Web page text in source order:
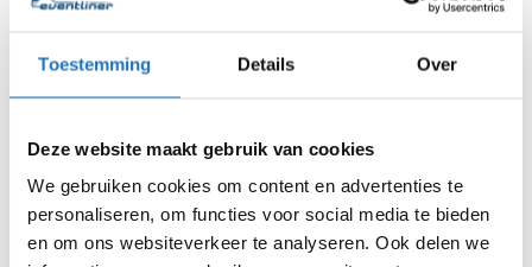
Toestemming Details Over
Deze website maakt gebruik van cookies
We gebruiken cookies om content en advertenties te
personaliseren, om functies voor social media te bieden
en om ons websiteverkeer te analyseren. Ook delen we
voor jou. Heb je nog vragen over de offerte? Neem dan
beantwoorden.
Akkoord met de offerte? Wij doen de rest.
Ben je akkoord gegaan met de offerte? Dan regelen wij